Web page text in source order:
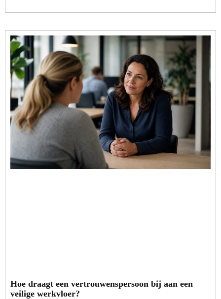
Hoe draagt een vertrouwenspersoon bij aan een
veilige werkvloer?